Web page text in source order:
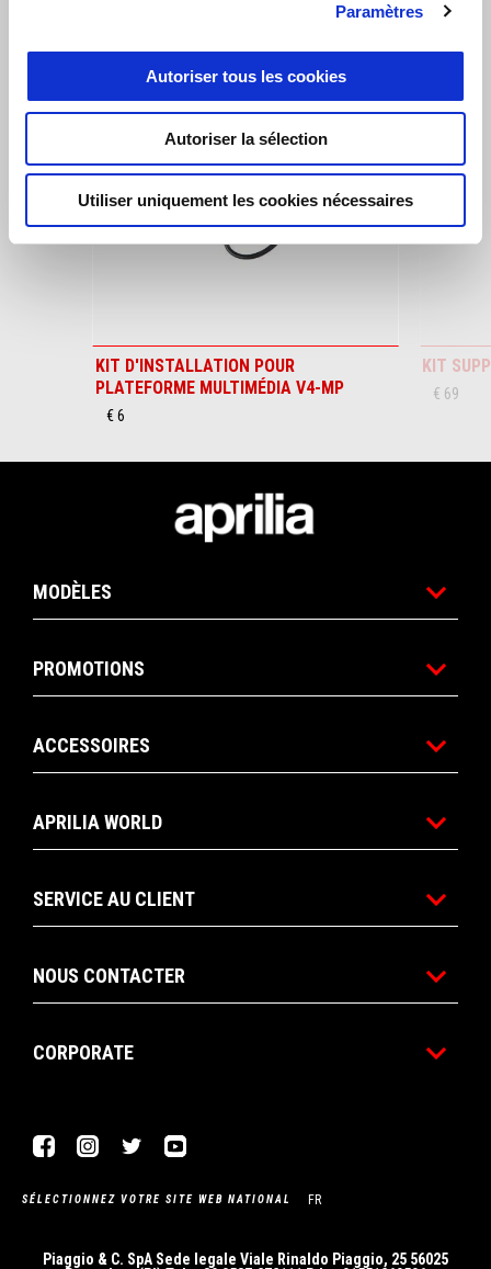
Paramètres
Autoriser tous les cookies
Autoriser la sélection
Utiliser uniquement les cookies nécessaires
KIT D'INSTALLATION POUR
PLATEFORME MULTIMÉDIA V4-MP
€ 6
KIT
€ 69
MODÈLES
PROMOTIONS
ACCESSOIRES
APRILIA WORLD
SERVICE AU CLIENT
NOUS CONTACTER
CORPORATE
FacebookInstagram
Twitter
SÉLECTIONNEZ VOTRE SITE WEB NATIONAL FR
Piaggio & C. SpA Sede legale Viale Rinaldo Piaggio, 25 56025